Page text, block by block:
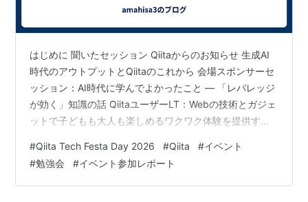
はじめに 聞いたセッション Qiitaからのお知らせ 生成AI
時代のアウトプットとQiitaのこれから 会場スポンサーセ
ッション：AI時代に学んでよかったこと — 「レバレッジ
が効く」知識の話 QiitaユーザーLT：Webの技術とガジェ
ットで子どもも大人も楽しめるワクワク体験を提供する
すぐ書けるでしょ→無理でした 基調講演：AI時代のWeb
技術キャッチアップ術 ― 2026年、何を学びどう発信す
るか その他 まとめ はじめに 先日の7/25にQiitaが主催す
#Qiita Tech Festa Day 2026 #Qiita #イベント
#勉強会 #イベント参加レポート